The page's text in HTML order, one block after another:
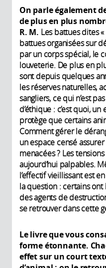
On parle également
de plus en plus
R. M. Les battues dites
battues organisées sur
par un corps spécial, le
louveterie. De plus en
sont depuis quelques
les réserves naturelles,
sangliers, ce qui n’est
d’éthique : c’est quoi,
protège que certains
Comment gérer le
un espace censé
menacées ? Les
aujourd’hui palpables.
l’effectif vieillissant est
la question : certains ont
des agents de
se retrouver dans cette
Le livre que vous
forme étonnante.
effet sur un court